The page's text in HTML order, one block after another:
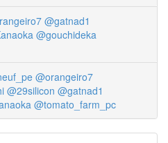
@gatnad1
@gouchideka
@orangeiro7
@29silicon @gatnad1
@tomato_farm_pc